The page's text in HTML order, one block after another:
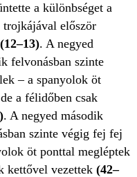
a különbséget a
először
(12–13). A negyed
felvonásban szinte
– a spanyolok öt
a félidőben csak
. A negyed második
szinte végig fej fej
öt ponttal megléptek
kettővel vezettek (42–